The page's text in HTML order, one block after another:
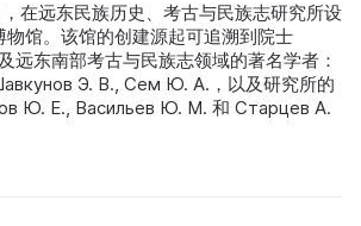
在远东民族历史、考古与民族志研究所设
物馆。该馆的创建源起可追溯到院士
远东南部考古与民族志领域的著名学者：
Э. В., Сем Ю. А.，以及研究所的
Ю. Е., Васильев Ю. М. 和 Старцев А.